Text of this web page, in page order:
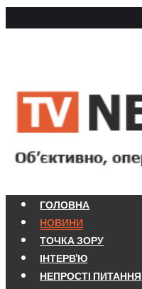
ГОЛОВНА
НОВИНИ
ТОЧКА ЗОРУ
ІНТЕРВ'Ю
НЕПРОСТІ ПИТАННЯ